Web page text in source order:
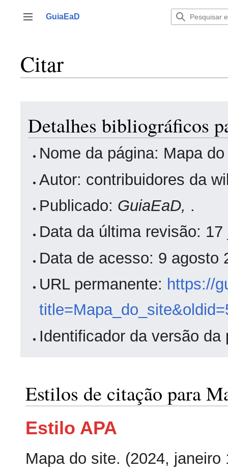
para
Alternar barra lateral
GuiaEaD
Citar
Detalhes bibliográficos
Nome da página: Mapa
Autor: contribuidores da
Publicado: GuiaEaD, .
Data da última revisão:
Data de acesso: 9 agosto
URL permanente: https://
Identificador da versão da
Estilos de citação para
Estilo APA
Mapa do site. (2024,